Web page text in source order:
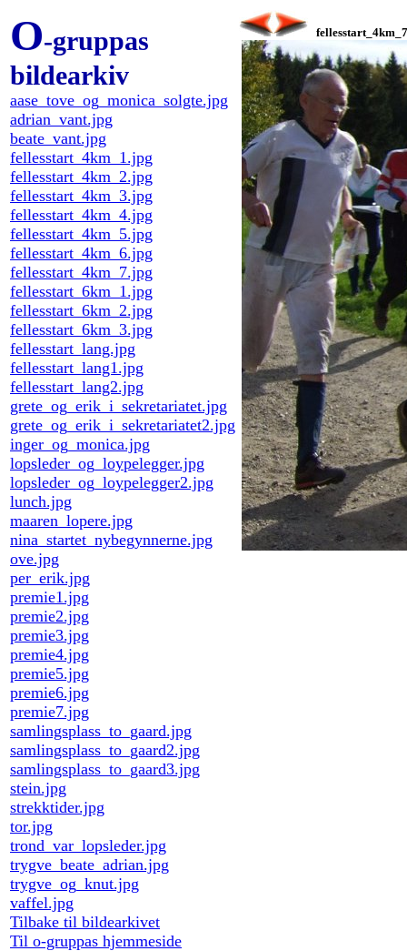
O-gruppas
bildearkiv
aase_tove_og_monica_solgte.jpg
adrian_vant.jpg
beate_vant.jpg
fellesstart_4km_1.jpg
fellesstart_4km_2.jpg
fellesstart_4km_3.jpg
fellesstart_4km_4.jpg
fellesstart_4km_5.jpg
fellesstart_4km_6.jpg
fellesstart_4km_7.jpg
fellesstart_6km_1.jpg
fellesstart_6km_2.jpg
fellesstart_6km_3.jpg
fellesstart_lang.jpg
fellesstart_lang1.jpg
fellesstart_lang2.jpg
grete_og_erik_i_sekretariatet.jpg
grete_og_erik_i_sekretariatet2.jpg
inger_og_monica.jpg
lopsleder_og_loypelegger.jpg
lopsleder_og_loypelegger2.jpg
lunch.jpg
maaren_lopere.jpg
nina_startet_nybegynnerne.jpg
ove.jpg
per_erik.jpg
premie1.jpg
premie2.jpg
premie3.jpg
premie4.jpg
premie5.jpg
premie6.jpg
premie7.jpg
samlingsplass_to_gaard.jpg
samlingsplass_to_gaard2.jpg
samlingsplass_to_gaard3.jpg
stein.jpg
strekktider.jpg
tor.jpg
trond_var_lopsleder.jpg
trygve_beate_adrian.jpg
trygve_og_knut.jpg
vaffel.jpg
Tilbake til bildearkivet
Til o-gruppas hjemmeside